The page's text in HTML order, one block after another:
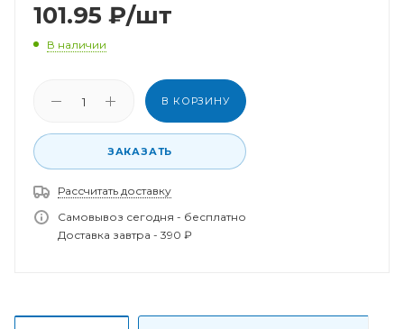
101.95 ₽/шт
В наличии
В КОРЗИНУ
ЗАКАЗАТЬ
Рассчитать доставку
Самовывоз сегодня - бесплатно
Доставка завтра - 390 ₽
Спасибо за заказ!
В ближайшее время наш менеджер свяжется с